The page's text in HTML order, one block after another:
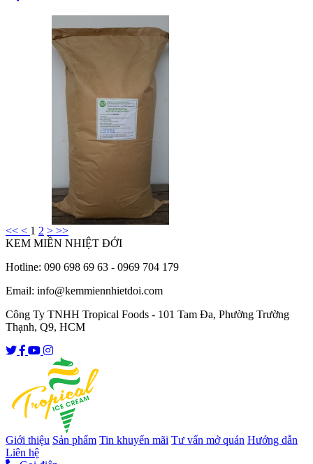
<< < 1 2 > >>
KEM MIỀN NHIỆT ĐỚI
Hotline: 090 698 69 63 - 0969 704 179
Email: info@kemmiennhietdoi.com
Công Ty TNHH Tropical Foods - 101 Tam Đa, Phường Trường
Thạnh, Q9, HCM
Giới thiệu Sản phẩm Tin khuyến mãi Tư vấn mở quán Hướng dẫn
Liên hệ